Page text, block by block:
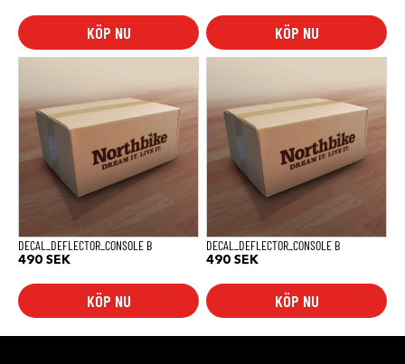
KÖP NU KÖP NU
DECAL_DEFLECTOR_CONSOLE B
490 SEK
KÖP NU
DECAL_DEFLECTOR_CONSOLE B
490 SEK
KÖP NU